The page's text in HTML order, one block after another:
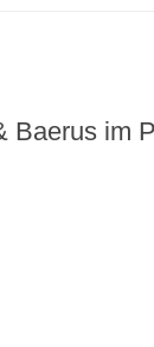
Baerus im